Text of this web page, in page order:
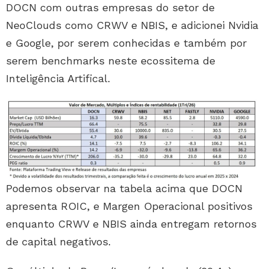
DOCN com outras empresas do setor de
NeoClouds como CRWV e NBIS, e adicionei Nvidia
e Google, por serem conhecidas e também por
serem benchmarks neste ecossitema de
Inteligência Artifical.
Podemos observar na tabela acima que DOCN
apresenta ROIC, e Margen Operacional positivos
enquanto CRWV e NBIS ainda entregam retornos
de capital negativos.